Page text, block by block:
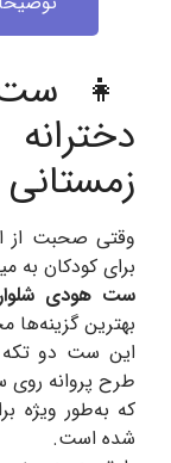
👧
زمستانی
وقتی صحبت از
برای کودکان به
ست هودی شلوار
بهترین
این ست دو
طرح پروانه
که به‌طور ویژه
شده است.